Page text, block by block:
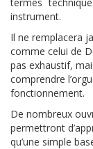
instrument.
Il ne remplacera
comme celui de
pas exhaustif,
comprendre
fonctionnement.
De nombreux
permettront
qu’une simple